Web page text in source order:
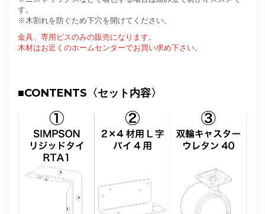
す。
※木割れを防ぐため下穴を開けてください。
金具、専用ビスのみの販売になります。
木材はお近くのホームセンターでお買い求め下さい。
■CONTENTS〈セット内容〉